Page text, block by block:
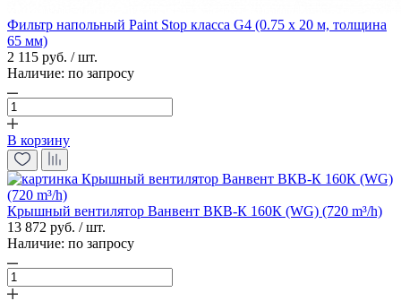
Фильтр напольный Paint Stop класса G4 (0.75 х 20 м, толщина
65 мм)
2 115 руб. / шт.
Наличие: по запросу
В корзину
Крышный вентилятор Ванвент ВКВ-К 160К (WG) (720 m³/h)
13 872 руб. / шт.
Наличие: по запросу